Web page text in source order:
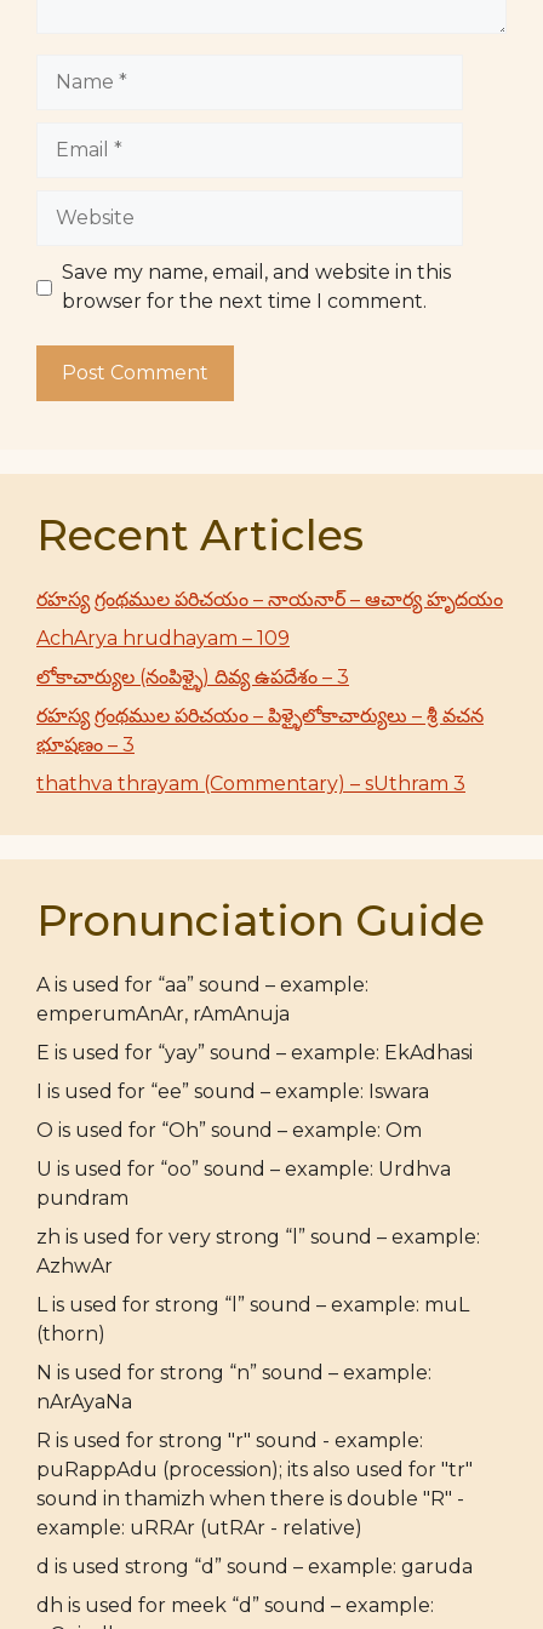
Website
Save my name, email, and website in this
browser for the next time I comment.
Recent Articles
రహస్య గ్రంథముల పరిచయం – నాయనార్ – ఆచార్య హృదయం
AchArya hrudhayam – 109
లోకాచార్యుల (నంపిళ్ళై) దివ్య ఉపదేశం – 3
రహస్య గ్రంథముల పరిచయం – పిళ్ళైలోకాచార్యులు – శ్రీ వచన
భూషణం – 3
thathva thrayam (Commentary) – sUthram 3
Pronunciation Guide
A is used for “aa” sound – example:
emperumAnAr, rAmAnuja
E is used for “yay” sound – example: EkAdhasi
I is used for “ee” sound – example: Iswara
O is used for “Oh” sound – example: Om
U is used for “oo” sound – example: Urdhva
pundram
zh is used for very strong “l” sound – example:
AzhwAr
L is used for strong “l” sound – example: muL
(thorn)
N is used for strong “n” sound – example:
nArAyaNa
R is used for strong "r" sound - example:
puRappAdu (procession); its also used for "tr"
sound in thamizh when there is double "R" -
example: uRRAr (utRAr - relative)
d is used strong “d” sound – example: garuda
dh is used for meek “d” sound – example: